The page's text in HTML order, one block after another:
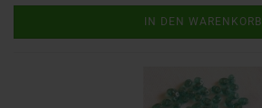
IN DEN WARENKORB